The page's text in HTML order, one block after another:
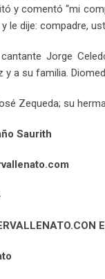
y comentó “mi
le dije: compadre,
Jorge
y a su familia.
Zequeda; su
Saurith